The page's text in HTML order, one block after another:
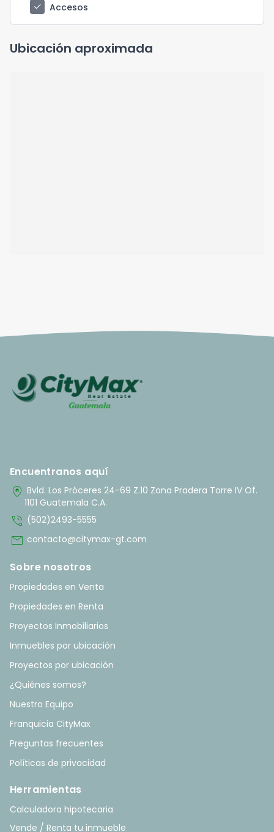
check
Accesos
Ubicación aproximada
Encuentranos aquí
home_pin Bvld. Los Próceres 24-69 Z.10 Zona Pradera Torre IV Of.
1101 Guatemala C.A.
phone_in_talk (502)2493-5555
mail contacto@citymax-gt.com
Sobre nosotros
Propiedades en Venta
Propiedades en Renta
Proyectos Inmobiliarios
Inmuebles por ubicación
Proyectos por ubicación
¿Quiénes somos?
Nuestro Equipo
Franquicia CityMax
Preguntas frecuentes
Políticas de privacidad
Herramientas
Calculadora hipotecaria
Vende / Renta tu inmueble